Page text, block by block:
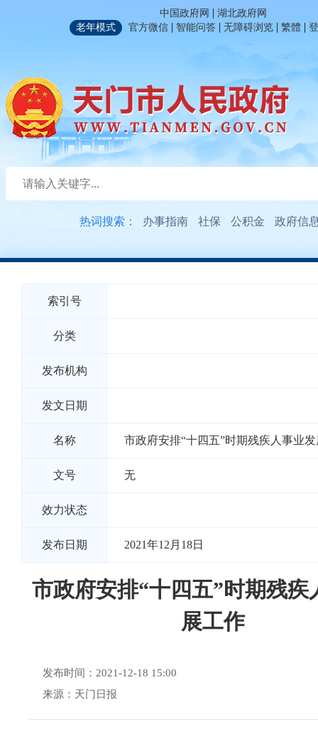
中国政府网 | 湖北政府网
老年模式
官方微信 | 智能问答 | 无障碍浏览 | 繁體 |
热词搜索： 办事指南 社保 公积金 政府信
索引号
分类
发布机构
发文日期
名称 市政府安排“十四五”时期残疾人事业
文号 无
效力状态
发布日期 2021年12月18日
市政府安排“十四五”时期残疾
展工作
发布时间：2021-12-18 15:00
来源：天门日报